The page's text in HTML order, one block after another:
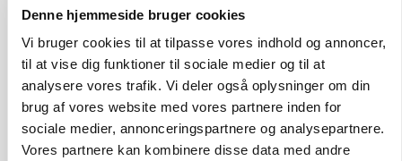
Denne hjemmeside bruger cookies
Vi bruger cookies til at tilpasse vores indhold og annoncer,
til at vise dig funktioner til sociale medier og til at
analysere vores trafik. Vi deler også oplysninger om din
brug af vores website med vores partnere inden for
sociale medier, annonceringspartnere og analysepartnere.
Vores partnere kan kombinere disse data med andre
POLITIK